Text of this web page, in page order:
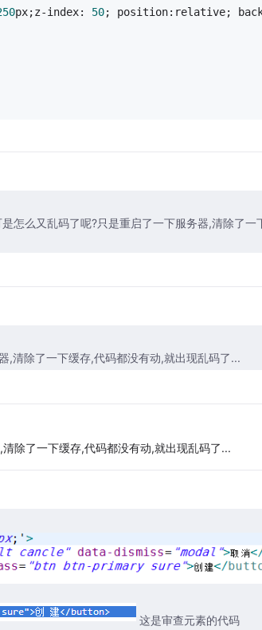
px;z-index: 50; position:relative;
怎么又乱码了呢?只是重启了一下服务器,清除了一
,清除了一下缓存,代码都没有动,就出现乱码了...
除了一下缓存,代码都没有动,就出现乱码了...
这是审查元素的代码